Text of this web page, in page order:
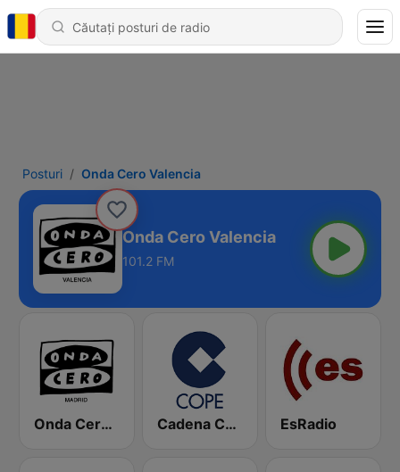
Posturi Onda Cero Valencia
Onda Cero Valencia
101.2 FM
Onda Cero Madrid Cadena COPE EsRadio